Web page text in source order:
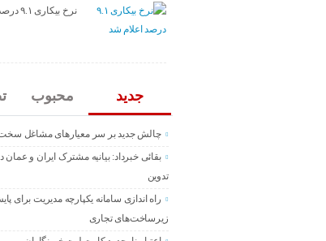
نرخ بیکاری ۹.۱ درصد اعلام شد
جدید محبوب
چالش جدید بر سر معیارهای مشاغل
بقائی خبرداد: بیانیه مشترک ایران و عمان
تدوین
راه اندازی سامانه یکپارچه مدیریت برای
زیرساخت‌های تجاری